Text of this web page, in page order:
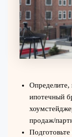
ипотечный
продаж/